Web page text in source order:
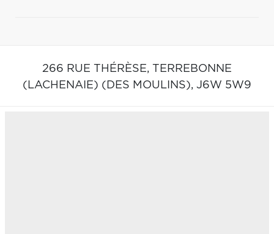
266 RUE THÉRÈSE, TERREBONNE
(LACHENAIE) (DES MOULINS), J6W 5W9